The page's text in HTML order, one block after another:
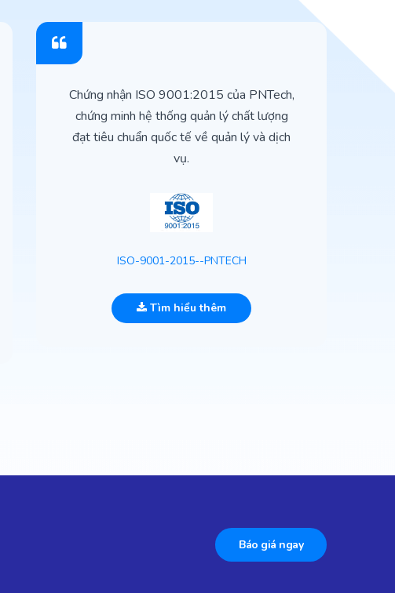
Chứng nhận ISO 9001:2015 của PNTech,
chứng minh hệ thống quản lý chất lượng
đạt tiêu chuẩn quốc tế về quản lý và dịch
vụ.
ISO-9001-2015--PNTECH
Tìm hiểu thêm
Báo giá ngay